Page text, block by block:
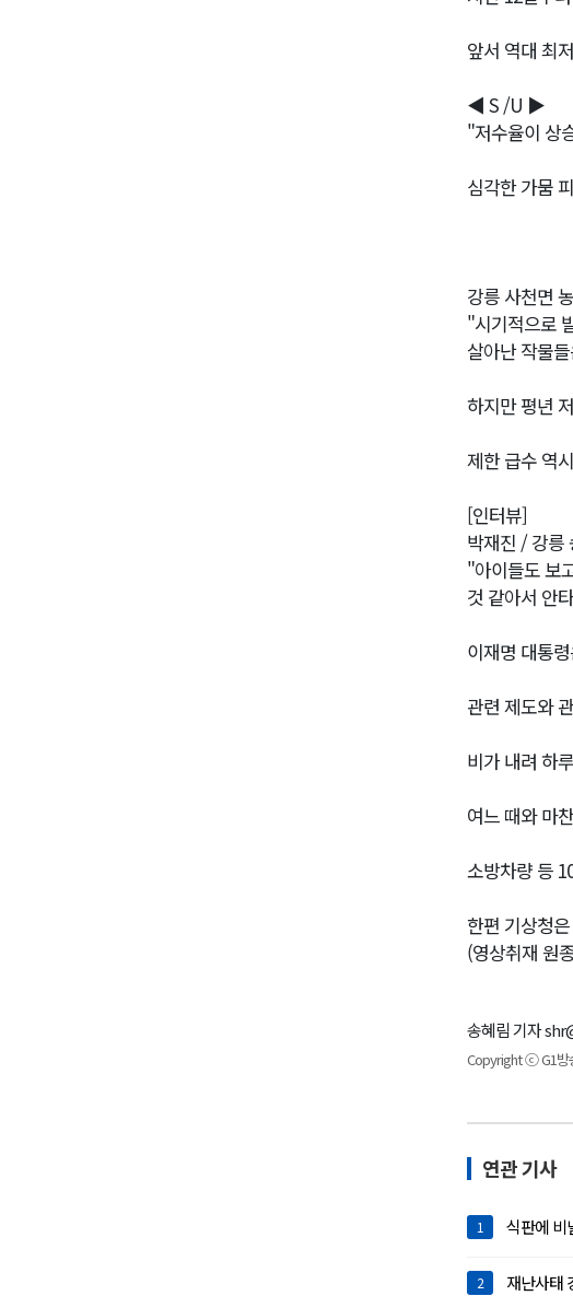
앞서 역대 최
◀ S /U ▶
"저수율이 상
심각한 가뭄
강릉 사천면
"시기적으로
살아난 작물
하지만 평년
제한 급수 역
[인터뷰]
박재진 / 강릉
"아이들도 보
것 같아서 안
이재명 대통
관련 제도와
비가 내려 하
여느 때와 마
소방차량 등
한편 기상청
(영상취재 원
송혜림 기자
Copyright ⓒ G1방
연관 기사
1 식판에 비
2 재난사태